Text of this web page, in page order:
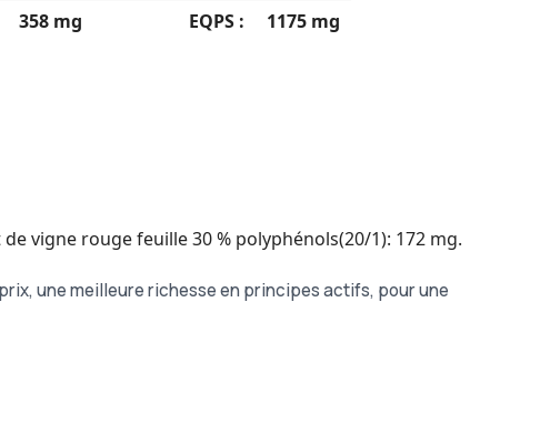
358 mg EQPS : 1175 mg
vigne rouge feuille 30 % polyphénols(20/1): 172 mg.
une meilleure richesse en principes actifs, pour une